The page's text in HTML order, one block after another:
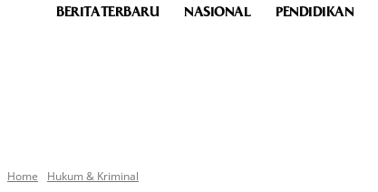
BERITA TERBARU NASIONAL PENDIDIKAN
Home
Hukum & Kriminal